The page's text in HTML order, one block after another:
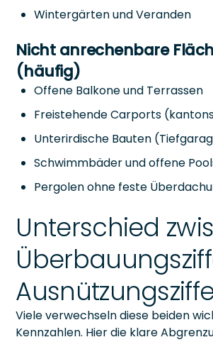
Wintergärten und Veranden
Nicht anrechenbare
(häufig)
Offene Balkone und Terrassen
Freistehende Carports
Unterirdische Bauten
Schwimmbäder und offene
Pergolen ohne feste
Unterschied
Viele verwechseln diese beiden
Kennzahlen. Hier die klare